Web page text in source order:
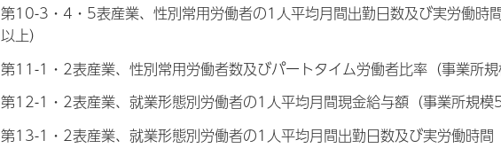
第10-3・4・5表産業、性別常用労働者の1人平均月間出勤日数及び実労働
以上）
第11-1・2表産業、性別常用労働者数及びパートタイム労働者比率（事業所規
第12-1・2表産業、就業形態別労働者の1人平均月間現金給与額（事業所規模
第13-1・2表産業、就業形態別労働者の1人平均月間出勤日数及び実労働時間